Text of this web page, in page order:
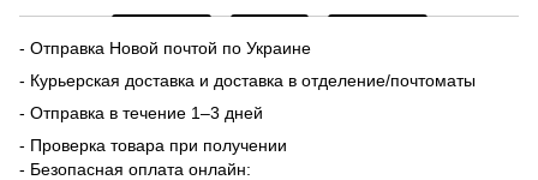
- Отправка Новой почтой по Украине
- Курьерская доставка и доставка в отделение/почтоматы
- Отправка в течение 1–3 дней
- Проверка товара при получении
- Безопасная оплата онлайн: